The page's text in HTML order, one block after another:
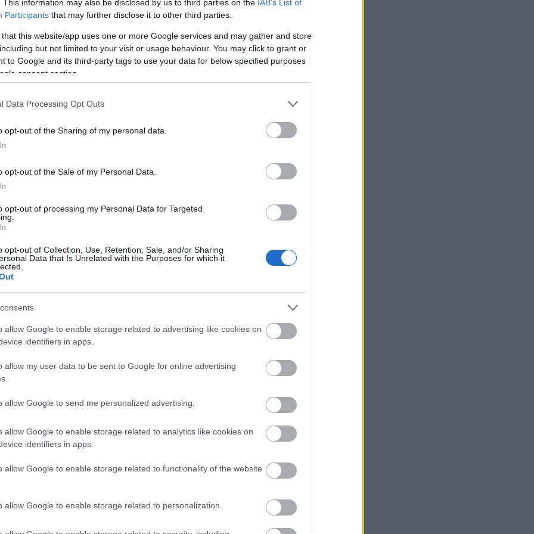
This information may also be disclosed by us to third parties on the IAB’s List of
Participants that may further disclose it to other third parties.
that this website/app uses one or more Google services and may gather and store
but not limited to your visit or usage behaviour. You may click to grant or
to Google and its third-party tags to use your data for below specified purposes
consent section.
Data Processing Opt Outs
opt-out of the Sharing of my personal data.
opt-out of the Sale of my Personal Data.
opt-out of processing my Personal Data for Targeted
opt-out of Collection, Use, Retention, Sale, and/or Sharing
Data that Is Unrelated with the Purposes for which it
allow Google to enable storage related to advertising like cookies on
identifiers in apps.
allow my user data to be sent to Google for online advertising
allow Google to send me personalized advertising.
allow Google to enable storage related to analytics like cookies on
identifiers in apps.
allow Google to enable storage related to functionality of the website
allow Google to enable storage related to personalization.
és Gazdaságtudományi Egyetemen. Itt
ami a későbbiekben. A matematika érdekelte, de a
az érdeklődése az energetika iránt, s ez akkor
a megújuló, a konvencionális és az egzotikus
kezdte pályafutását az üzemeltetésen.
dolgozni.
eléréséhez közelebb kerüljön, ismét jelentkezett a
tanulásra áldozva, s immár a korábbinál jóval
képzést. Mivel időközben családot
az energetika más területére, s megszerzi a
terveit elkészítse. Megjegyzi, hogy ez
került az erőműben az ISO 50001-es energetikai
ő kapott megbízást. A küldetést teljesítették, de ő
ez pedig az új atomerőmű létesítése. Az
vonzotta, hogy teljes életpályával kecsegtette.
Osztály szakértőjeként, júliustól pedig HR
a szimulátor instruktorok
előzőleg ugyan műszaki területen dolgozott,